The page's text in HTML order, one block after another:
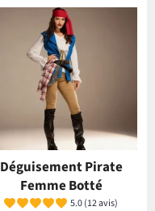
Déguisement Pirate
Femme Botté
5.0 (12 avis)